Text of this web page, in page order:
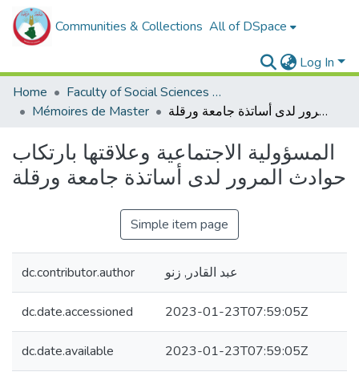
Communities & Collections All of DSpace
Log In
Home
Faculty of Social Sciences and Humanities
Mémoires de Master
المسؤولية الاجتماعية وعلاقتها بارتكاب حوادث المرور لدى أساتذة جامعة ورقلة
المسؤولية الاجتماعية وعلاقتها بارتكاب
حوادث المرور لدى أساتذة جامعة ورقلة
Simple item page
dc.contributor.author عبد القادر, زنو
dc.date.accessioned 2023-01-23T07:59:05Z
dc.date.available 2023-01-23T07:59:05Z